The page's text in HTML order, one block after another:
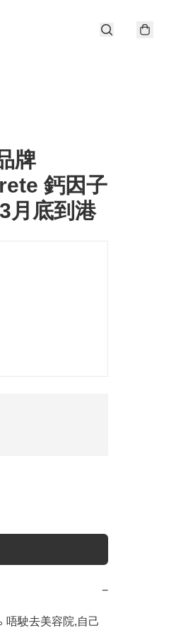
牌
鈣因子
月底到港
−
唔駛去美容院,自己